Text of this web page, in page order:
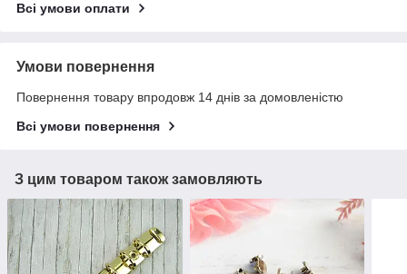
Всі умови оплати
Умови повернення
Повернення товару впродовж 14 днів за домовленістю
Всі умови повернення
З цим товаром також замовляють